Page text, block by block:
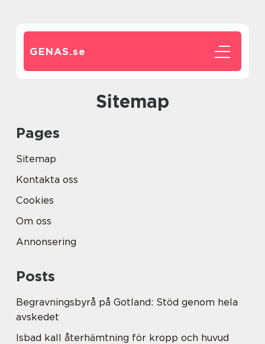
GENAS.se
Sitemap
Pages
Sitemap
Kontakta oss
Cookies
Om oss
Annonsering
Posts
Begravningsbyrå på Gotland: Stöd genom hela
avskedet
Isbad kall återhämtning för kropp och huvud